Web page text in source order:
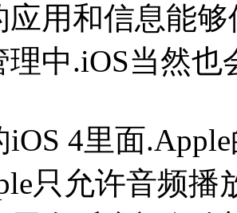
应用和信息能
理中.iOS当然也
iOS 4里面
只允许音频播